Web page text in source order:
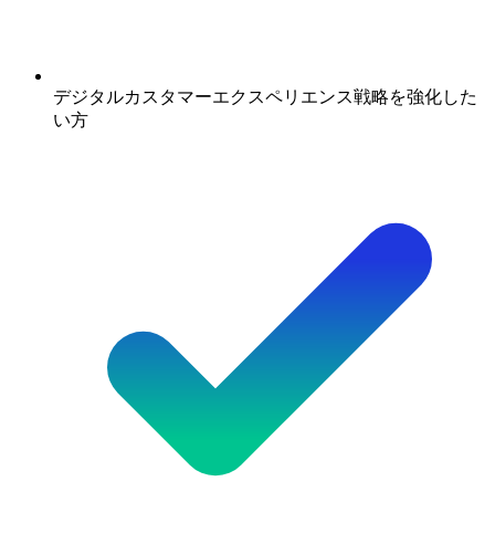
デジタルカスタマーエクスペリエンス戦略を強化した
い方